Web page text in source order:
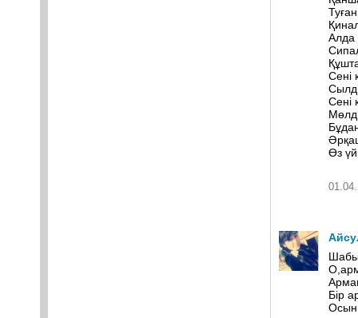
Алда
Сені
Сені
Өз
Бір